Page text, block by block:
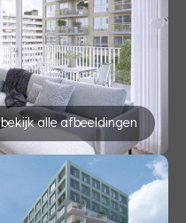
bekijk alle afbeeldingen